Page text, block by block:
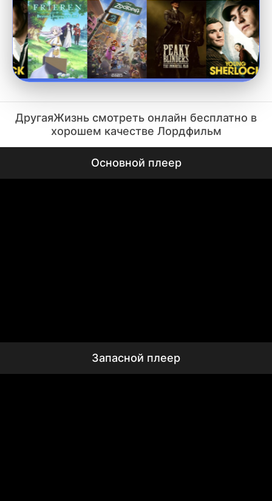
ДругаяЖизнь смотреть онлайн бесплатно в
хорошем качестве Лордфильм
Основной плеер
Запасной плеер